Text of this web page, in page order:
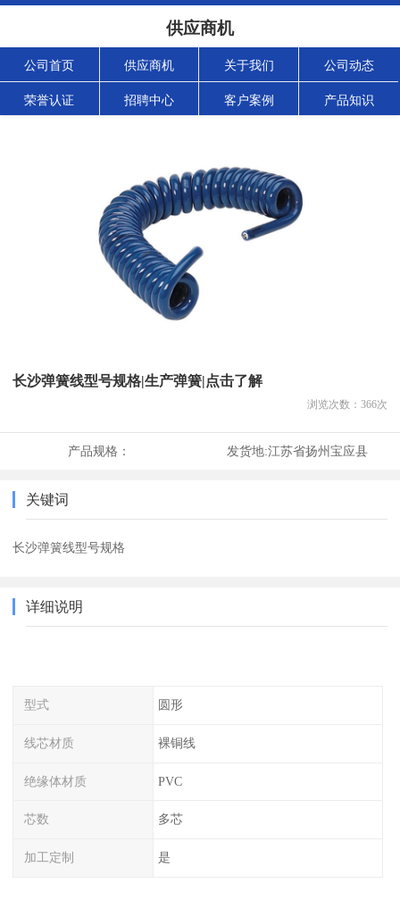
供应商机
公司首页 供应商机 关于我们 公司动态
荣誉认证 招聘中心 客户案例 产品知识
长沙弹簧线型号规格|生产弹簧|点击了解
浏览次数： 366次
产品规格： 发货地:江苏省扬州宝应县
关键词
长沙弹簧线型号规格
详细说明
型式 圆形
线芯材质 裸铜线
绝缘体材质 PVC
芯数 多芯
加工定制 是